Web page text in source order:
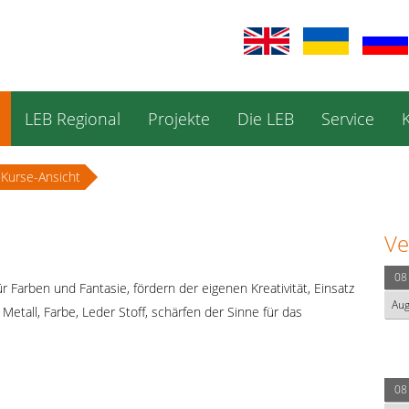
LEB Regional Projekte Die LEB Service
Kurse-Ansicht
Farben und Fantasie, fördern der eigenen Kreativität, Einsatz
Farbe, Leder Stoff, schärfen der Sinne für das
08
Aug
08